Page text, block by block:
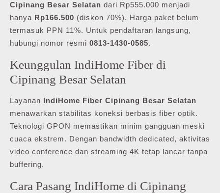
Cipinang Besar Selatan dari Rp555.000 menjadi
hanya Rp166.500 (diskon 70%). Harga paket belum
termasuk PPN 11%. Untuk pendaftaran langsung,
hubungi nomor resmi 0813-1430-0585.
Keunggulan IndiHome Fiber di
Cipinang Besar Selatan
Layanan IndiHome Fiber Cipinang Besar Selatan
menawarkan stabilitas koneksi berbasis fiber optik.
Teknologi GPON memastikan minim gangguan meski
cuaca ekstrem. Dengan bandwidth dedicated, aktivitas
video conference dan streaming 4K tetap lancar tanpa
buffering.
Cara Pasang IndiHome di Cipinang